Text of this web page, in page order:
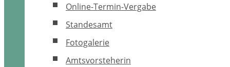
Online-Termin-Vergabe
Standesamt
Fotogalerie
Amtsvorsteherin